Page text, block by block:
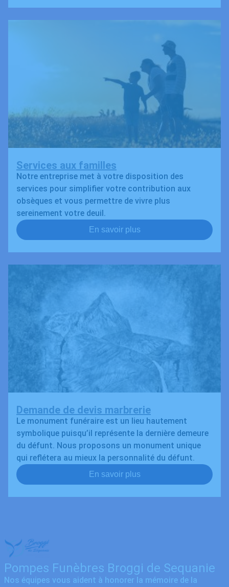
Services aux familles
Notre entreprise met à votre disposition des
services pour simplifier votre contribution aux
obsèques et vous permettre de vivre plus
sereinement votre deuil.
En savoir plus
Demande de devis marbrerie
Le monument funéraire est un lieu hautement
symbolique puisqu’il représente la dernière demeure
du défunt. Nous proposons un monument unique
qui reflétera au mieux la personnalité du défunt.
En savoir plus
Pompes Funèbres Broggi de Sequanie
Nos équipes vous aident à honorer la mémoire de la